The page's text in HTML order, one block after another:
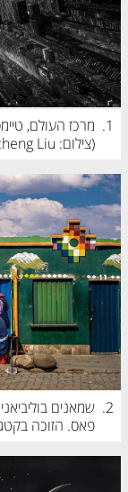
1.
(צילום: Xuecheng Liu
2.
פאס. הזוכה